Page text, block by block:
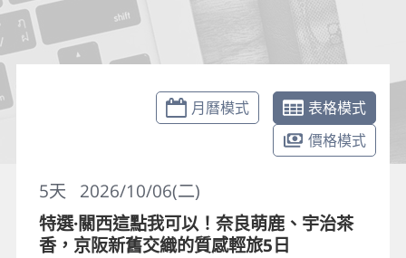
月曆模式
表格模式
價格模式
2026/10/06(二)
5天
特選·關西這點我可以！奈良萌鹿、宇治茶
香，京阪新舊交織的質感輕旅5日